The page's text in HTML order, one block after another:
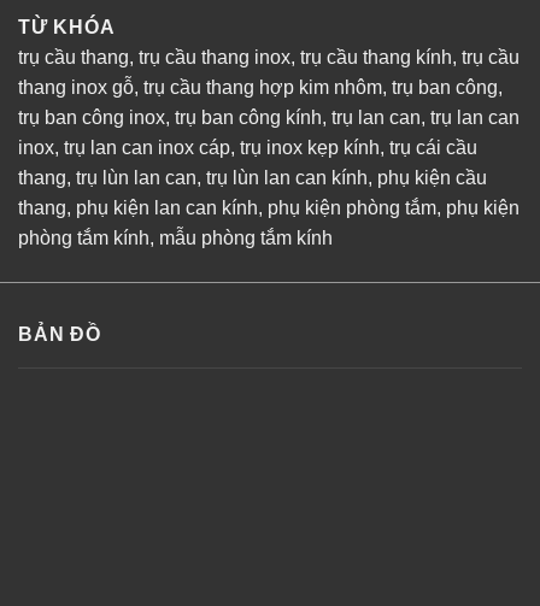
TỪ KHÓA
trụ cầu thang, trụ cầu thang inox, trụ cầu thang kính, trụ cầu
thang inox gỗ, trụ cầu thang hợp kim nhôm, trụ ban công,
trụ ban công inox, trụ ban công kính, trụ lan can, trụ lan can
inox, trụ lan can inox cáp, trụ inox kẹp kính, trụ cái cầu
thang, trụ lùn lan can, trụ lùn lan can kính, phụ kiện cầu
thang, phụ kiện lan can kính, phụ kiện phòng tắm, phụ kiện
phòng tắm kính, mẫu phòng tắm kính
BẢN ĐỒ